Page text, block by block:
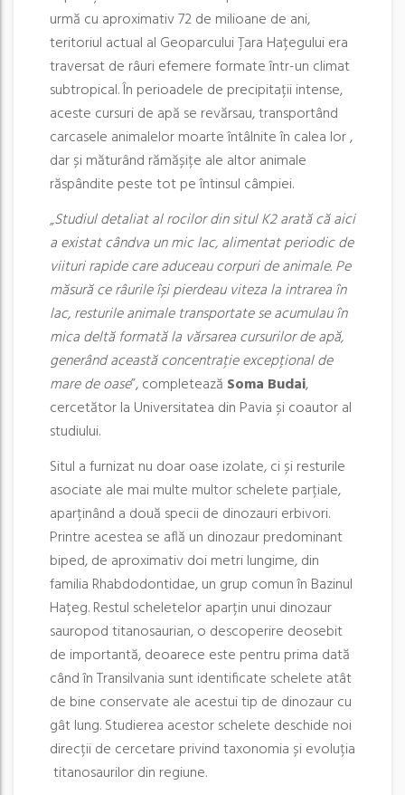
urmă cu aproximativ 72 de milioane de ani,
teritoriul actual al Geoparcului Țara Hațegului era
traversat de râuri efemere formate într-un climat
subtropical. În perioadele de precipitații intense,
aceste cursuri de apă se revărsau, transportând
carcasele animalelor moarte întâlnite în calea lor ,
dar și măturând rămășițe ale altor animale
răspândite peste tot pe întinsul câmpiei.
„Studiul detaliat al rocilor din situl K2 arată că aici
a existat cândva un mic lac, alimentat periodic de
viituri rapide care aduceau corpuri de animale. Pe
măsură ce râurile își pierdeau viteza la intrarea în
lac, resturile animale transportate se acumulau în
mica deltă formată la vărsarea cursurilor de apă,
generând această concentrație excepțional de
mare de oase”, completează Soma Budai,
cercetător la Universitatea din Pavia și coautor al
studiului.
Situl a furnizat nu doar oase izolate, ci și resturile
asociate ale mai multe multor schelete parțiale,
aparținând a două specii de dinozauri erbivori.
Printre acestea se află un dinozaur predominant
biped, de aproximativ doi metri lungime, din
familia Rhabdodontidae, un grup comun în Bazinul
Hațeg. Restul scheletelor aparțin unui dinozaur
sauropod titanosaurian, o descoperire deosebit
de importantă, deoarece este pentru prima dată
când în Transilvania sunt identificate schelete atât
de bine conservate ale acestui tip de dinozaur cu
gât lung. Studierea acestor schelete deschide noi
direcții de cercetare privind taxonomia și evoluția
titanosaurilor din regiune.